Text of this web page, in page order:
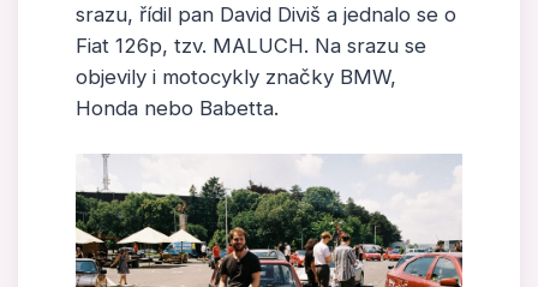
srazu, řídil pan David Diviš a jednalo se o
Fiat 126p, tzv. MALUCH. Na srazu se
objevily i motocykly značky BMW,
Honda nebo Babetta.